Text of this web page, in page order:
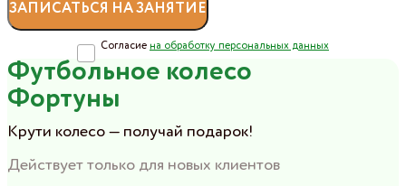
Согласие на обработку персональных данных
Футбольное колесо
Фортуны
Крути колесо — получай подарок!
Действует только для новых клиентов